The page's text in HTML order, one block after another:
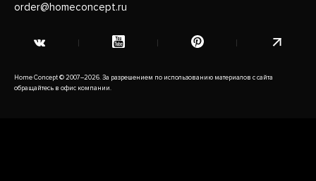
order@homeconcept.ru
Home Concept © 2007–2026. За разрешением по использованию материалов с сайта
обращайтесь в офис компании.